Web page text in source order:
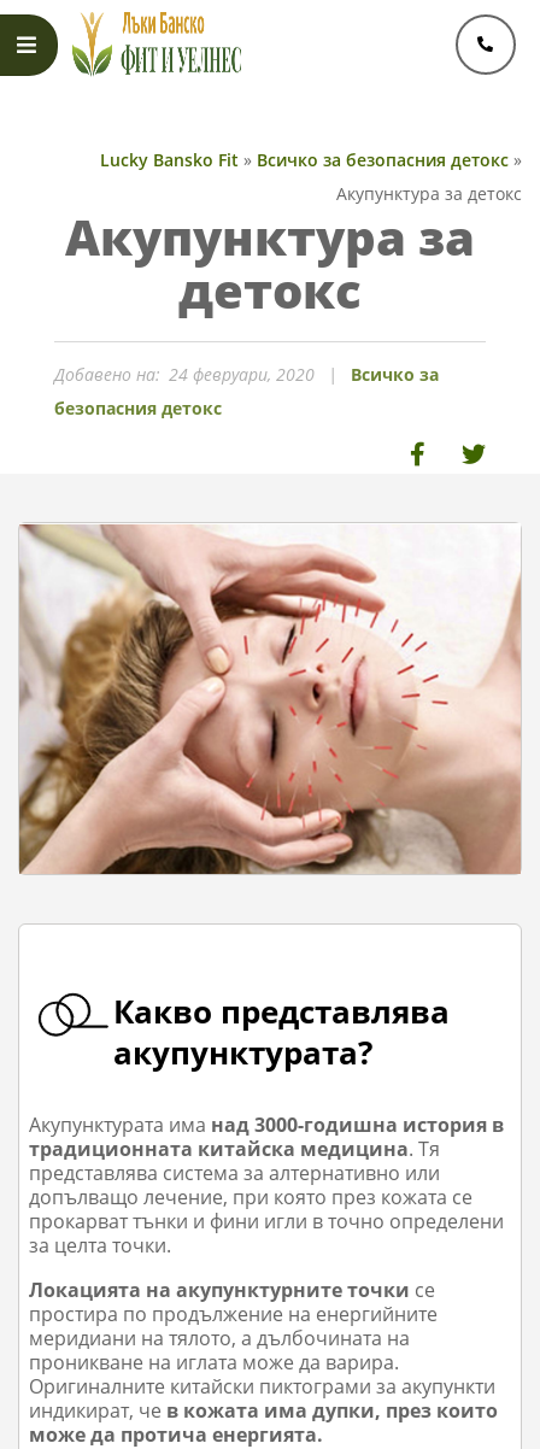
Skip
content
Lucky Bansko Fit » Всичко за безопасния детокс »
Акупунктура за детокс
Акупунктура за
детокс
Добавено на: 24 февруари, 2020
Всичко за
безопасния детокс
Какво представлява
акупунктурата?
Акупунктурата има над 3000-годишна история в
традиционната китайска медицина. Тя
представлява система за алтернативно или
допълващо лечение, при която през кожата се
прокарват тънки и фини игли в точно определени
за целта точки.
Локацията на акупунктурните точки се
простира по продължение на енергийните
меридиани на тялото, а дълбочината на
проникване на иглата може да варира.
Оригиналните китайски пиктограми за акупункти
индикират, че в кожата има дупки, през които
може да протича енергията.